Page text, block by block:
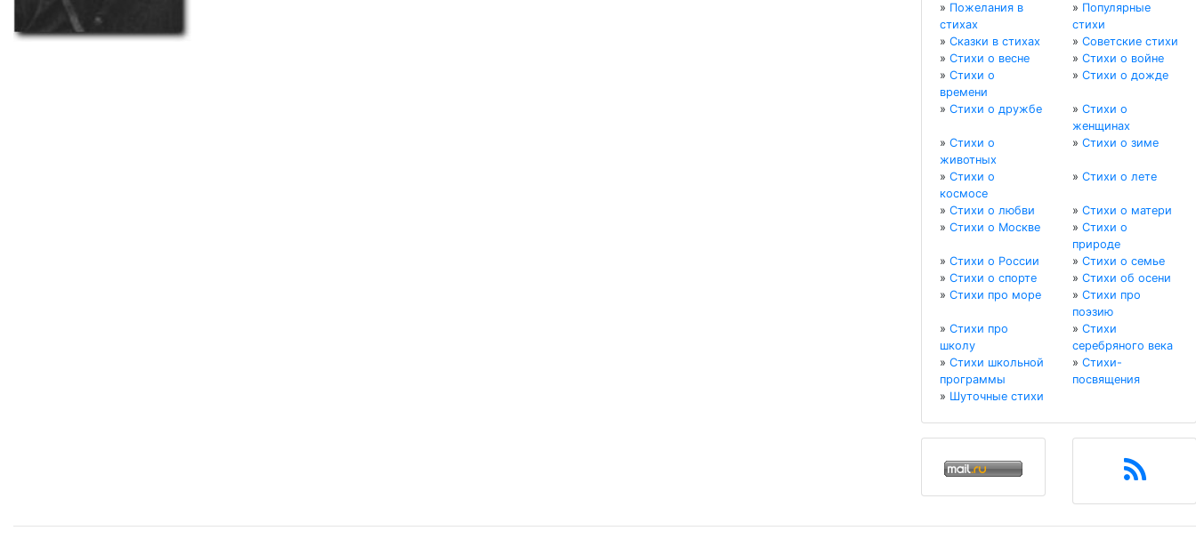
» Пожелания в
стихах
» Популярные
стихи
» Сказки в стихах » Советские стихи
» Стихи о весне » Стихи о войне
» Стихи о
времени
» Стихи о дожде
» Стихи о дружбе » Стихи о
женщинах
» Стихи о
животных
» Стихи о зиме
» Стихи о
космосе
» Стихи о лете
» Стихи о любви » Стихи о матери
» Стихи о Москве » Стихи о
природе
» Стихи о России » Стихи о семье
» Стихи о спорте » Стихи об осени
» Стихи про море » Стихи про
поэзию
» Стихи про
школу
» Стихи
серебряного века
» Стихи школьной
программы
» Стихи-
посвящения
» Шуточные стихи